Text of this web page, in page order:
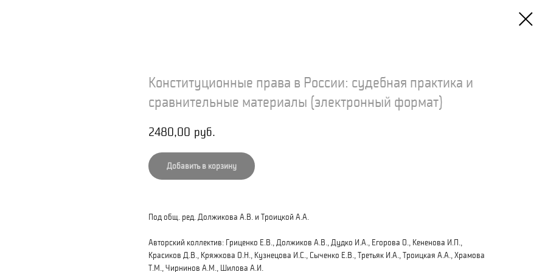
Конституционные права в России: судебная практика и
сравнительные материалы (электронный формат)
2480,00 руб.
Добавить в корзину
Под общ. ред. Должикова А.В. и Троицкой А.А.
Авторский коллектив: Гриценко Е.В., Должиков А.В., Дудко И.А., Егорова О., Кененова И.П.,
Красиков Д.В., Кряжкова О.Н., Кузнецова И.C., Сыченко Е.В., Третьяк И.А., Троицкая А.А., Храмова
Т.М., Чирнинов А.М., Шилова А.И.